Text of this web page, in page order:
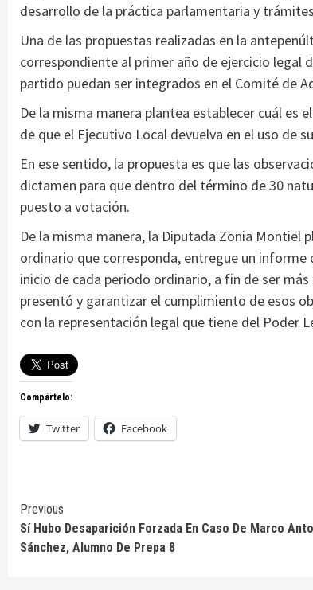
desarrollo de la práctica parlamentaria y
Una de las propuestas realizadas en la
correspondiente al primer año de ejercicio legal
partido puedan ser integrados en el Comité de
De la misma manera plantea establecer cuál es
de que el Ejecutivo Local devuelva en el uso de
En ese sentido, la propuesta es que las
dictamen para que dentro del término de 30
puesto a votación.
De la misma manera, la Diputada Zonia
ordinario que corresponda, entregue un
inicio de cada periodo ordinario, a fin de ser
presentó y garantizar el cumplimiento de esos
con la representación legal que tiene del Poder
Compártelo:
Twitter Facebook
Continue
Reading
Previous
Sí Hubo Desaparición Forzada En Caso De Marco
Sánchez, Alumno De Prepa 8